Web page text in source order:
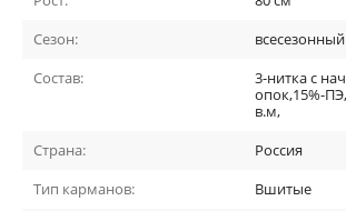
Сезон:
всесезонный
Состав:
3-нитка с
опок,15%-
в.м,
Страна:
Россия
Тип карманов:
Вшитые